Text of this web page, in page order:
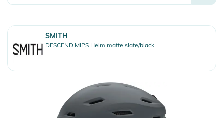
SMITH
DESCEND MIPS Helm matte slate/black